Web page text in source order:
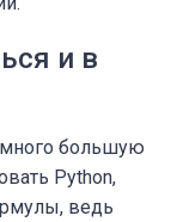
и в
большую
Python,
ведь